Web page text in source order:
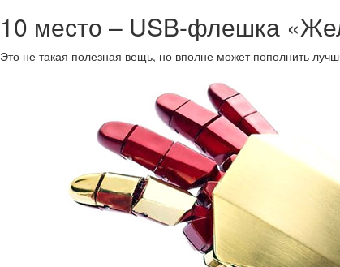
10 место – USB-флешка
Это не такая полезная вещь, но вполне может пополнить